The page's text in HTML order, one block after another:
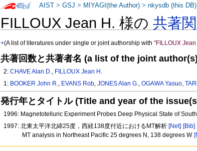
FILLOUX Jean H. 様の共著
+(A list of literatures under single or joint authorship with"FILLOUX Jean
共著回数と共著者名 (a list of the joint
2:CHAVE Alan D., FILLOUX Jean H.
1: BOOKER John R., EVANS Rob,JONES Alan G.,OGAWA Yasuo,
発行年とタイトル (Title and year of the
1996: Magnetotelluric Experiment Probes Deep Physical State of
1997: 北東太平洋北緯25度，西経138度付近におけるMT解析 [Net] [Bib]
MT analysis in Northeast Pacific 25 degrees N, 138 degrees W
AIST >GSJ > MIYAGI(the Author) >nkysdb (this DB)